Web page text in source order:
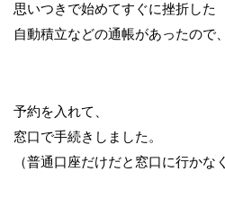
思いつきで始めてすぐに挫折した
自動積立などの通帳があったので、
予約を入れて、
窓口で手続きしました。
（普通口座だけだと窓口に行かな